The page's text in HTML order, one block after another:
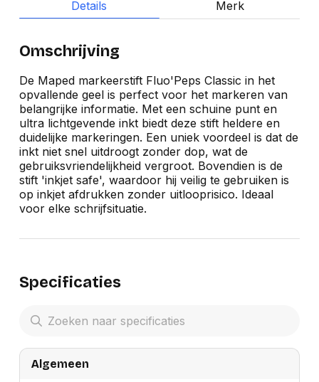
Details Merk
Omschrijving
De Maped markeerstift Fluo'Peps Classic in het
opvallende geel is perfect voor het markeren van
belangrijke informatie. Met een schuine punt en
ultra lichtgevende inkt biedt deze stift heldere en
duidelijke markeringen. Een uniek voordeel is dat de
inkt niet snel uitdroogt zonder dop, wat de
gebruiksvriendelijkheid vergroot. Bovendien is de
stift 'inkjet safe', waardoor hij veilig te gebruiken is
op inkjet afdrukken zonder uitlooprisico. Ideaal
voor elke schrijfsituatie.
Specificaties
Algemeen